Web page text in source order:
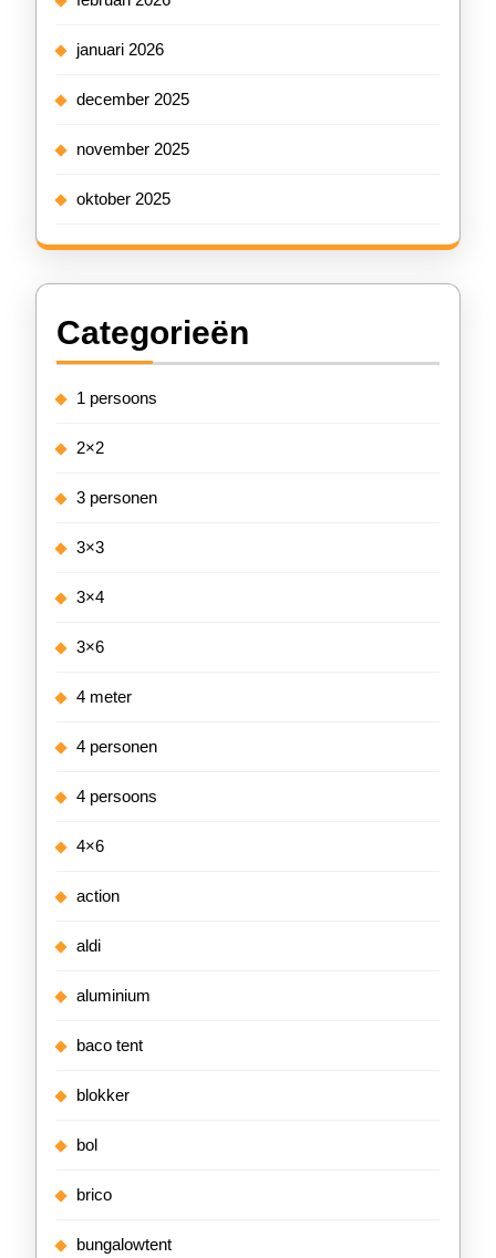
januari 2026
december 2025
november 2025
oktober 2025
Categorieën
1 persoons
2×2
3 personen
3×3
3×4
3×6
4 meter
4 personen
4 persoons
4×6
action
aldi
aluminium
baco tent
blokker
bol
brico
bungalowtent